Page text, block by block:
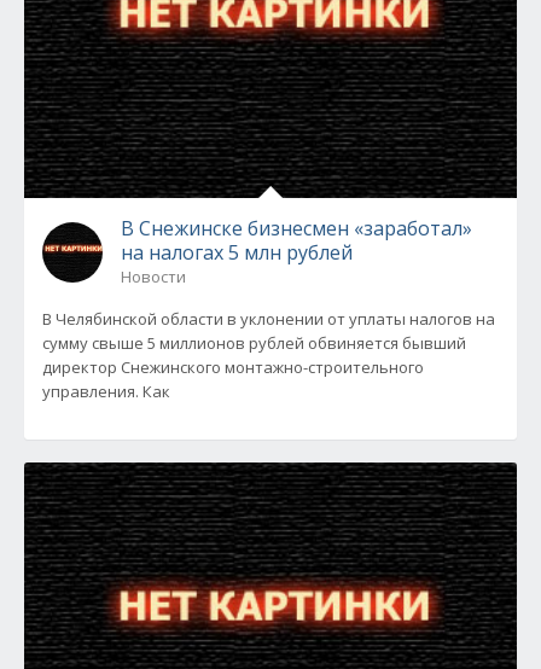
В Снежинске бизнесмен «заработал»
на налогах 5 млн рублей
Новости
В Челябинской области в уклонении от уплаты налогов на
сумму свыше 5 миллионов рублей обвиняется бывший
директор Снежинского монтажно-строительного
управления. Как